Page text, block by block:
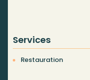
Services
Restauration